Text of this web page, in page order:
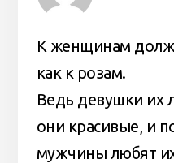
К женщинам
как к розам.
Ведь девушки их
они красивые, и
мужчины любят